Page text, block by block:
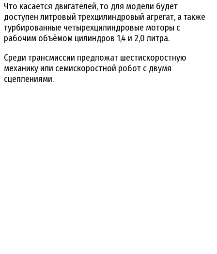
Что касается двигателей, то для модели будет
доступен литровый трехцилиндровый агрегат, а также
турбированные четырехцилиндровые моторы с
рабочим объёмом цилиндров 1,4 и 2,0 литра.
Среди трансмиссии предложат шестискоростную
механику или семискоростной робот с двумя
сцеплениями.